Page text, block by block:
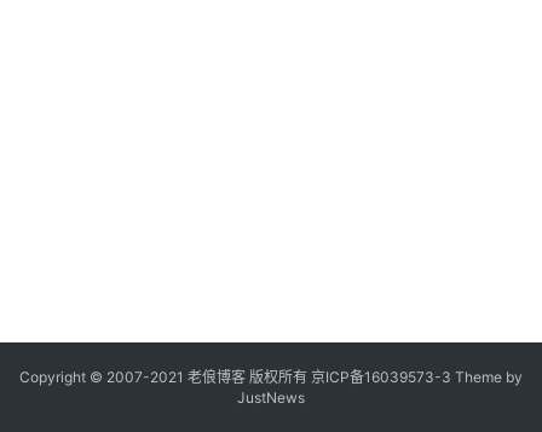
Copyright © 2007-2021 老俍博客 版权所有 京ICP备16039573-3 Theme by
JustNews